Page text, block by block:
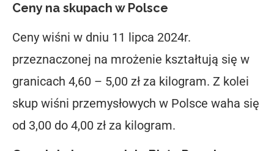
Ceny na skupach w Polsce
Ceny wiśni w dniu 11 lipca 2024r.
przeznaczonej na mrożenie kształtują się w
granicach 4,60 – 5,00 zł za kilogram. Z kolei
skup wiśni przemysłowych w Polsce waha się
od 3,00 do 4,00 zł za kilogram.